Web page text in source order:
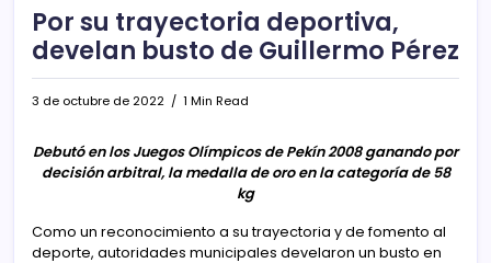
Por su trayectoria deportiva,
develan busto de Guillermo Pérez
3 de octubre de 2022 1 Min Read
Debutó en los Juegos Olímpicos de Pekín 2008 ganando por
decisión arbitral, la medalla de oro en la categoría de 58
kg
Como un reconocimiento a su trayectoria y de fomento al
deporte, autoridades municipales develaron un busto en